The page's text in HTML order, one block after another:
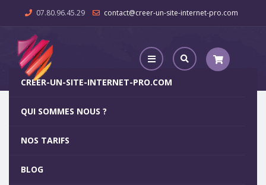
07.80.96.45.29 contact@creer-un-site-internet-pro.com
CREER-UN-SITE-INTERNET-PRO.COM
QUI SOMMES NOUS ?
NOS TARIFS
BLOG
Agence Web Saint-Aubin-sur-Gaillon
5